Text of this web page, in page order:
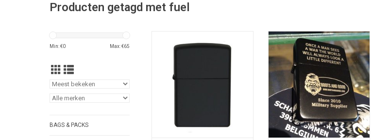
Producten getagd met fuel
Min: €0 Max: €65
BAGS & PACKS
Zippo. Levenslange garantie zie
TOEVOEGEN AAN WINKELWAGEN
Benzine aansteker " BOOTS AND
GOODS Logo "
TOEVOEGEN AAN WINKELWAGEN